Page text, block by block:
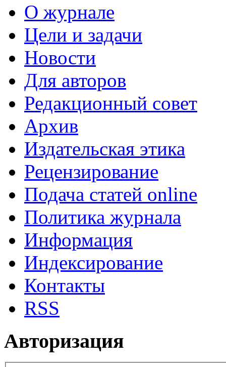
О журнале
Цели и задачи
Новости
Для авторов
Редакционный совет
Архив
Издательская этика
Рецензирование
Подача статей online
Политика журнала
Информация
Индексирование
Контакты
RSS
Авторизация